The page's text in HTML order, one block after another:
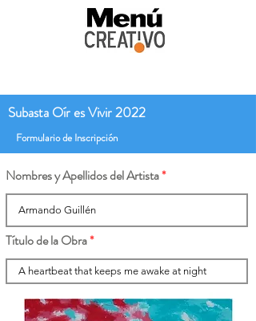
Subasta Oír es Vivir 2022
Formulario de Inscripción
Nombres y Apellidos del Artista
Título de la Obra